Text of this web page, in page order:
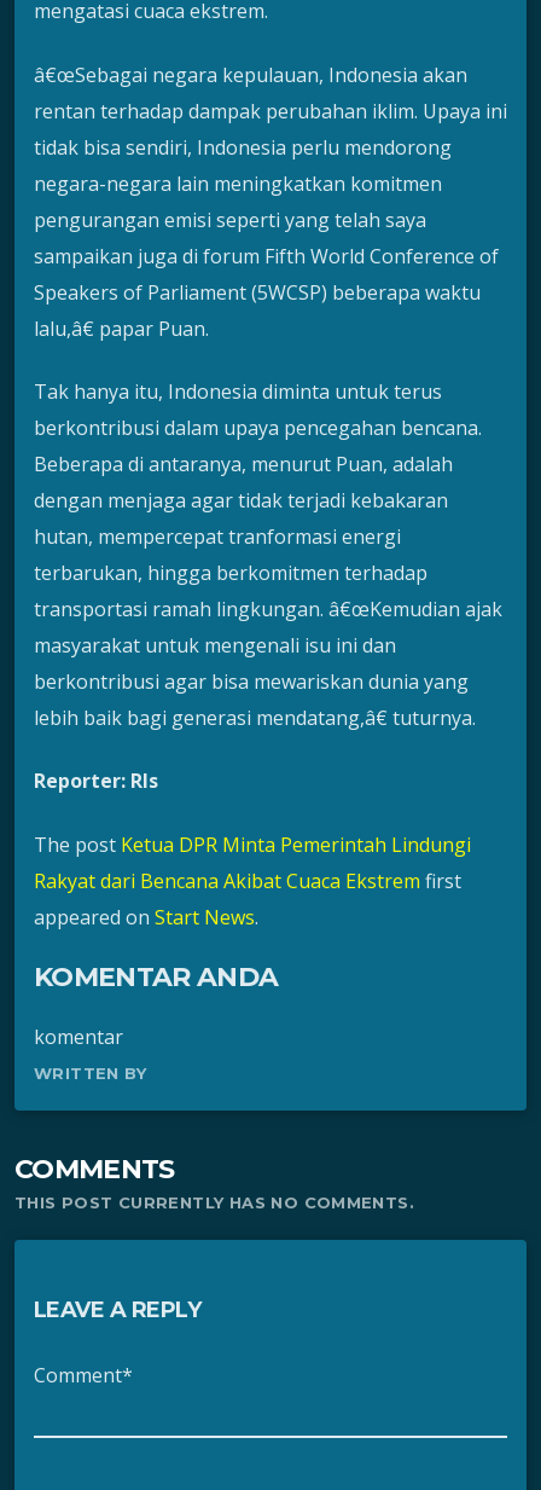
mengatasi cuaca ekstrem.
â€œSebagai negara kepulauan, Indonesia akan
rentan terhadap dampak perubahan iklim. Upaya ini
tidak bisa sendiri, Indonesia perlu mendorong
negara-negara lain meningkatkan komitmen
pengurangan emisi seperti yang telah saya
sampaikan juga di forum Fifth World Conference of
Speakers of Parliament (5WCSP) beberapa waktu
lalu,â€ papar Puan.
Tak hanya itu, Indonesia diminta untuk terus
berkontribusi dalam upaya pencegahan bencana.
Beberapa di antaranya, menurut Puan, adalah
dengan menjaga agar tidak terjadi kebakaran
hutan, mempercepat tranformasi energi
terbarukan, hingga berkomitmen terhadap
transportasi ramah lingkungan. â€œKemudian ajak
masyarakat untuk mengenali isu ini dan
berkontribusi agar bisa mewariskan dunia yang
lebih baik bagi generasi mendatang,â€ tuturnya.
Reporter: Rls
The post Ketua DPR Minta Pemerintah Lindungi
Rakyat dari Bencana Akibat Cuaca Ekstrem first
appeared on Start News.
KOMENTAR ANDA
komentar
WRITTEN BY
COMMENTS
THIS POST CURRENTLY HAS NO COMMENTS.
LEAVE A REPLY
Comment*